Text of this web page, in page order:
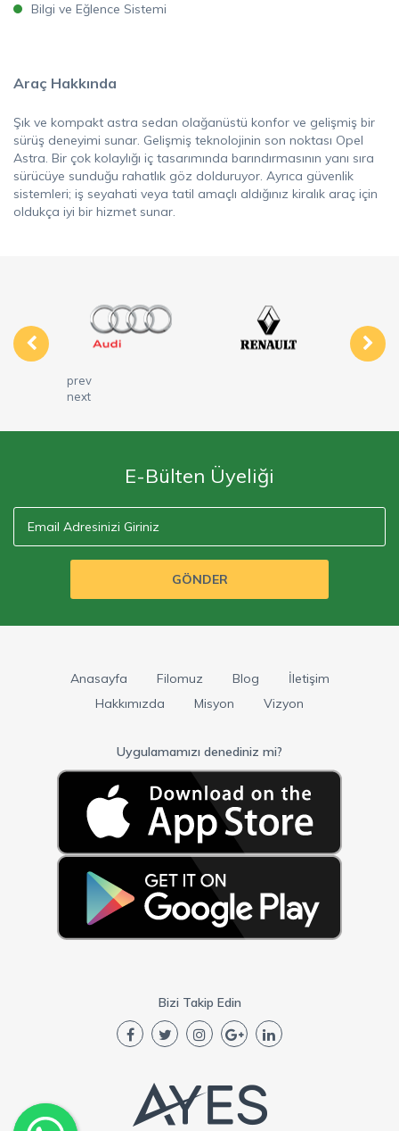
Bilgi ve Eğlence Sistemi
Araç Hakkında
Şık ve kompakt astra sedan olağanüstü konfor ve gelişmiş bir
sürüş deneyimi sunar. Gelişmiş teknolojinin son noktası Opel
Astra. Bir çok kolaylığı iç tasarımında barındırmasının yanı sıra
sürücüye sunduğu rahatlık göz dolduruyor. Ayrıca güvenlik
sistemleri; iş seyahati veya tatil amaçlı aldığınız kiralık araç için
oldukça iyi bir hizmet sunar.
prev
next
E-Bülten Üyeliği
GÖNDER
Anasayfa Filomuz Blog
İletişim
Hakkımızda
Misyon Vizyon
Uygulamamızı denediniz mi?
Bizi Takip Edin